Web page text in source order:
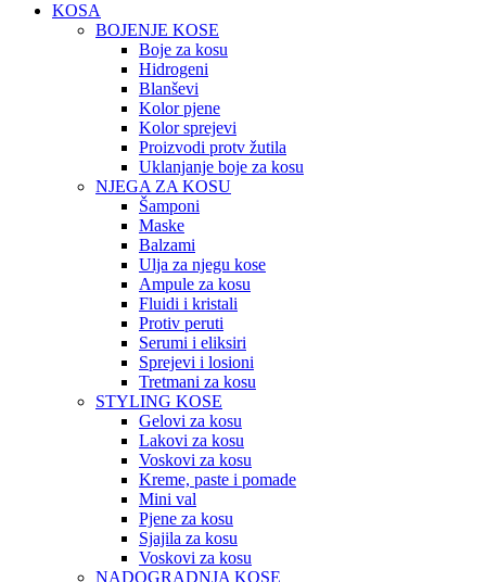
KOSA
BOJENJE KOSE
Boje za kosu
Hidrogeni
Blanševi
Kolor pjene
Kolor sprejevi
Proizvodi protv žutila
Uklanjanje boje za kosu
NJEGA ZA KOSU
Šamponi
Maske
Balzami
Ulja za njegu kose
Ampule za kosu
Fluidi i kristali
Protiv peruti
Serumi i eliksiri
Sprejevi i losioni
Tretmani za kosu
STYLING KOSE
Gelovi za kosu
Lakovi za kosu
Voskovi za kosu
Kreme, paste i pomade
Mini val
Pjene za kosu
Sjajila za kosu
Voskovi za kosu
NADOGRADNJA KOSE